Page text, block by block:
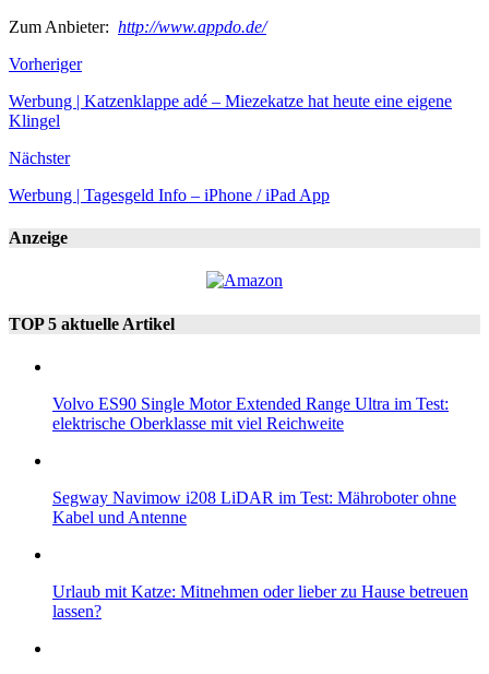
Zum Anbieter: http://www.appdo.de/
Vorheriger
Werbung | Katzenklappe adé – Miezekatze hat heute eine eigene
Klingel
Nächster
Werbung | Tagesgeld Info – iPhone / iPad App
Anzeige
TOP 5 aktuelle Artikel
Volvo ES90 Single Motor Extended Range Ultra im Test:
elektrische Oberklasse mit viel Reichweite
Segway Navimow i208 LiDAR im Test: Mähroboter ohne
Kabel und Antenne
Urlaub mit Katze: Mitnehmen oder lieber zu Hause betreuen
lassen?